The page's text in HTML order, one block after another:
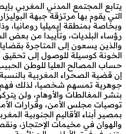
يتابع المجتمع المدني المغربي
التي يقوم بها مرتزقة جبهة
وبخاصة بمنطقة إيميليا
رؤساء البلديات، وتأييدا من بعض
والذين يسعون إلى المتاجرة
الخونة كوسيلة للوصول إلى تحقيق
حساب المصالح العليا للوطن
إن قضية الصحراء المغربية
جوهرية تمسهم شخصيا، لذلك
بنشر المغالطات والأوهام، ولن
توصيات مجلس الأمن، وقرارات
بمصير أبناء الأقاليم الجنوبية
والهوان في مخيمات الإحتجاز،